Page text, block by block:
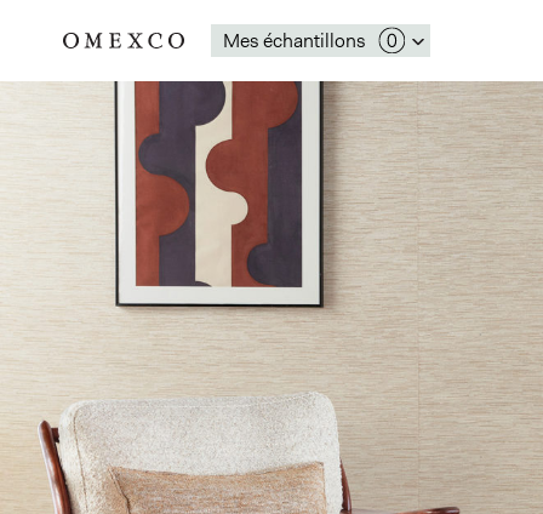
Mes échantillons